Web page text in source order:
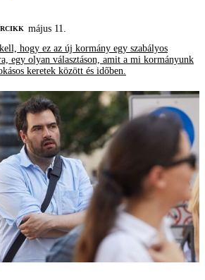
május 11.
hogy ez az új kormány egy szabályos
egy olyan választáson, amit a mi kormányunk
keretek között és időben.